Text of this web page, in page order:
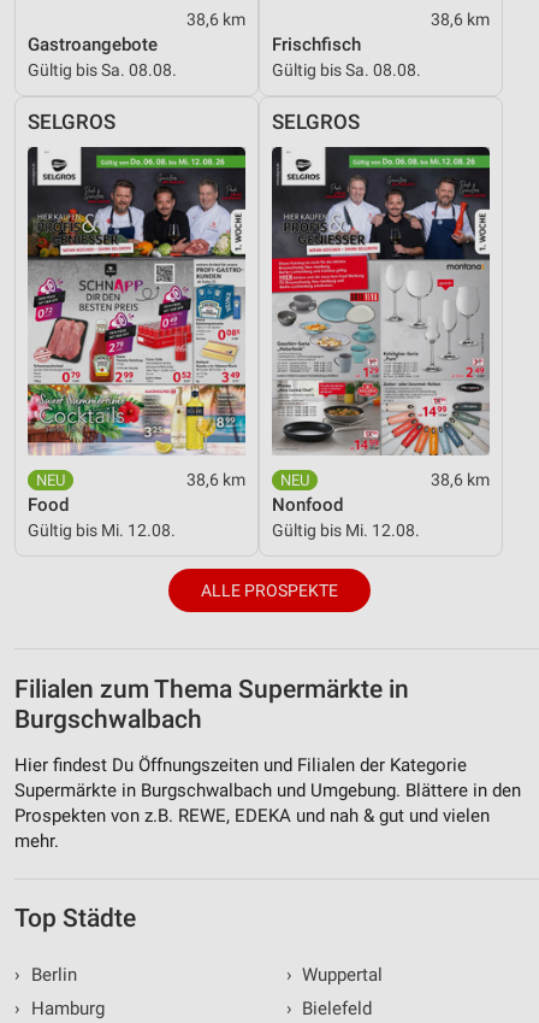
38,6 km
Gastroangebote
Gültig bis Sa. 08.08.
38,6 km
Frischfisch
Gültig bis Sa. 08.08.
SELGROS
38,6 km
Food
Gültig bis Mi. 12.08.
SELGROS
38,6 km
Nonfood
Gültig bis Mi. 12.08.
ALLE PROSPEKTE
Filialen zum Thema Supermärkte in
Burgschwalbach
Hier findest Du Öffnungszeiten und Filialen der Kategorie
Supermärkte in Burgschwalbach und Umgebung. Blättere in den
Prospekten von z.B. REWE, EDEKA und nah & gut und vielen
mehr.
Top Städte
›
Berlin
›
Hamburg
› Wuppertal
› Bielefeld